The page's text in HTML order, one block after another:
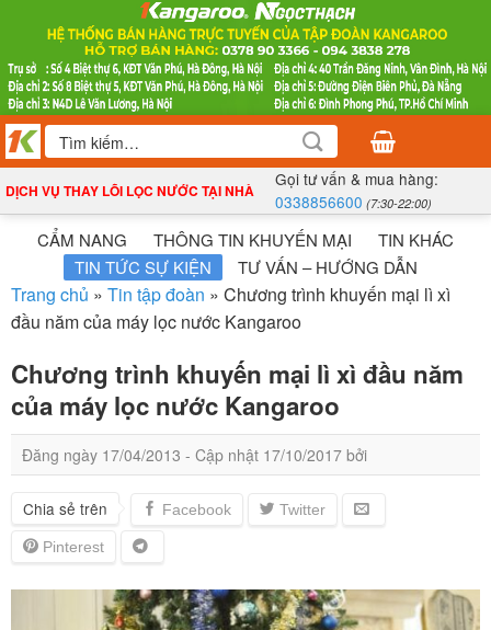
nội
dung
Tìm
kiếm:
DỊCH VỤ THAY LÕI LỌC NƯỚC TẠI NHÀ
Gọi tư vấn & mua hàng:
0338856600 (7:30-22:00)
CẨM NANG THÔNG TIN KHUYẾN MẠI
TIN KHÁC
TIN TỨC SỰ KIỆN
TƯ VẤN – HƯỚNG DẪN
Trang chủ » Tin tập đoàn » Chương trình khuyến mại lì xì
đầu năm của máy lọc nước Kangaroo
Chương trình khuyến mại lì xì đầu năm
của máy lọc nước Kangaroo
Đăng ngày 17/04/2013 - Cập nhật 17/10/2017 bởi
Chia sẻ trên